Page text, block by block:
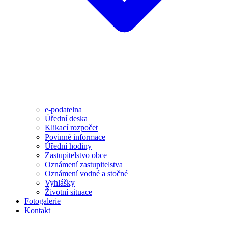
e-podatelna
Úřední deska
Klikací rozpočet
Povinné informace
Úřední hodiny
Zastupitelstvo obce
Oznámení zastupitelstva
Oznámení vodné a stočné
Vyhlášky
Životní situace
Fotogalerie
Kontakt